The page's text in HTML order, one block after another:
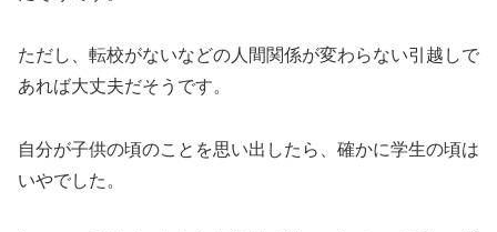
ただし、転校がないなどの人間関係が変わらない引越しで
あれば大丈夫だそうです。
自分が子供の頃のことを思い出したら、確かに学生の頃は
いやでした。